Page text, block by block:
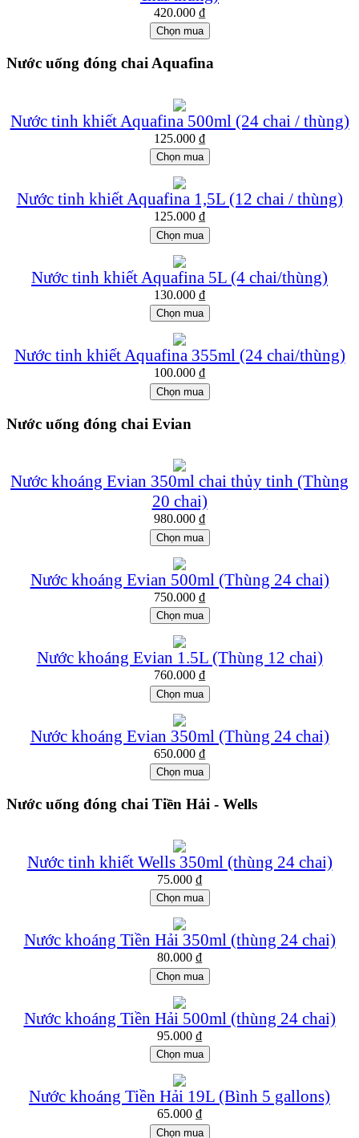
420.000 ₫
Chọn mua
Nước uống đóng chai Aquafina
Nước tinh khiết Aquafina 500ml (24 chai / thùng)
125.000 ₫
Chọn mua
Nước tinh khiết Aquafina 1,5L (12 chai / thùng)
125.000 ₫
Chọn mua
Nước tinh khiết Aquafina 5L (4 chai/thùng)
130.000 ₫
Chọn mua
Nước tinh khiết Aquafina 355ml (24 chai/thùng)
100.000 ₫
Chọn mua
Nước uống đóng chai Evian
Nước khoáng Evian 350ml chai thủy tinh (Thùng
20 chai)
980.000 ₫
Chọn mua
Nước khoáng Evian 500ml (Thùng 24 chai)
750.000 ₫
Chọn mua
Nước khoáng Evian 1.5L (Thùng 12 chai)
760.000 ₫
Chọn mua
Nước khoáng Evian 350ml (Thùng 24 chai)
650.000 ₫
Chọn mua
Nước uống đóng chai Tiền Hải - Wells
Nước tinh khiết Wells 350ml (thùng 24 chai)
75.000 ₫
Chọn mua
Nước khoáng Tiền Hải 350ml (thùng 24 chai)
80.000 ₫
Chọn mua
Nước khoáng Tiền Hải 500ml (thùng 24 chai)
95.000 ₫
Chọn mua
Nước khoáng Tiền Hải 19L (Bình 5 gallons)
65.000 ₫
Chọn mua